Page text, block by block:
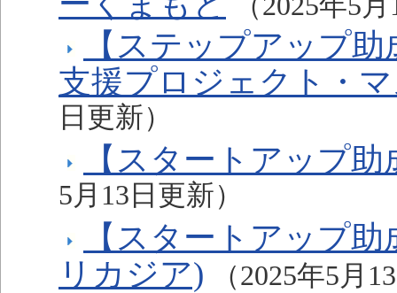
【ステップアップ
支援プロジェクト・
日更新）
【スタートアップ
5月13日更新）
【スタートアップ
リカジア)
（2025年5月